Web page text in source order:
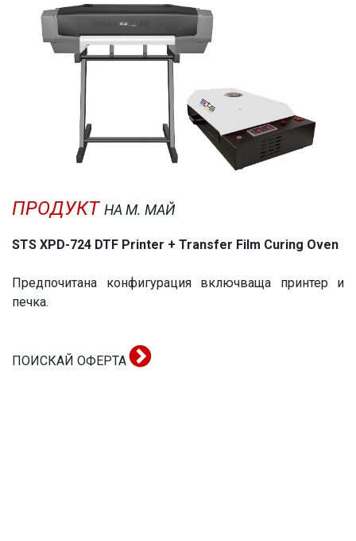
ПРОДУКТ НА М. МАЙ
STS XPD-724 DTF Printer + Transfer Film Curing Oven
Предпочитана конфигурация включваща принтер и
печка.
ПОИСКАЙ ОФЕРТА